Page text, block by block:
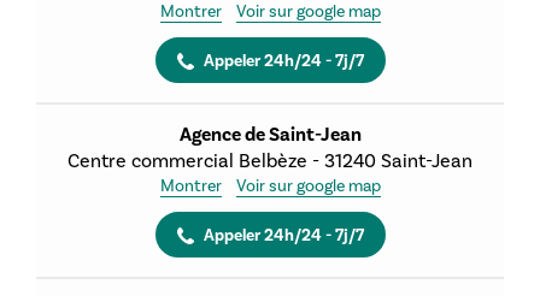
Montrer Voir sur google map
Appeler 24h/24 - 7j/7
Agence de Saint-Jean
Centre commercial Belbèze - 31240 Saint-Jean
Montrer Voir sur google map
Appeler 24h/24 - 7j/7